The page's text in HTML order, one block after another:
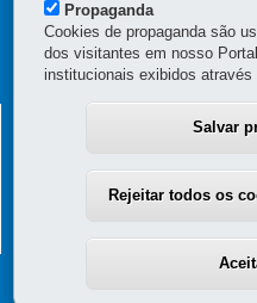
Navegação
Principal
da
SECRETARIA DE
Rua Jacy Loureiro de Campos,
(41) 3313-6050 - Horário de
Propaganda
Cookies de propaganda são
dos visitantes em nosso
institucionais exibidos através
Salvar
Rejeitar todos os